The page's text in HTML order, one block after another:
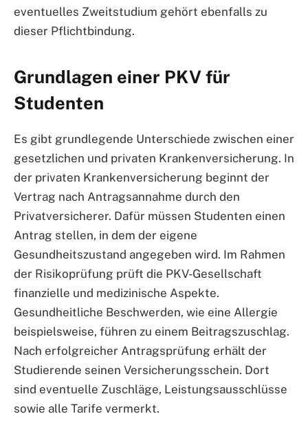
eventuelles Zweitstudium gehört ebenfalls zu
dieser Pflichtbindung.
Grundlagen einer PKV für
Studenten
Es gibt grundlegende Unterschiede zwischen einer
gesetzlichen und privaten Krankenversicherung. In
der privaten Krankenversicherung beginnt der
Vertrag nach Antragsannahme durch den
Privatversicherer. Dafür müssen Studenten einen
Antrag stellen, in dem der eigene
Gesundheitszustand angegeben wird. Im Rahmen
der Risikoprüfung prüft die PKV-Gesellschaft
finanzielle und medizinische Aspekte.
Gesundheitliche Beschwerden, wie eine Allergie
beispielsweise, führen zu einem Beitragszuschlag.
Nach erfolgreicher Antragsprüfung erhält der
Studierende seinen Versicherungsschein. Dort
sind eventuelle Zuschläge, Leistungsausschlüsse
sowie alle Tarife vermerkt.